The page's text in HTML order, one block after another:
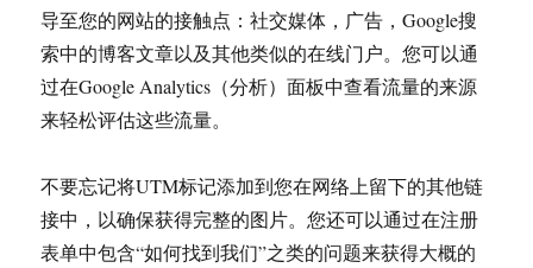
导至您的网站的接触点：社交媒体，广告，Google搜
索中的博客文章以及其他类似的在线门户。您可以通
过在Google Analytics（分析）面板中查看流量的来源
来轻松评估这些流量。
不要忘记将UTM标记添加到您在网络上留下的其他链
接中，以确保获得完整的图片。您还可以通过在注册
表单中包含“如何找到我们”之类的问题来获得大概的